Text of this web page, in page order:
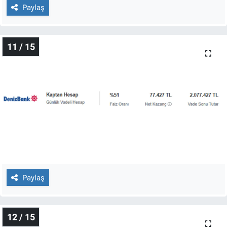
Paylaş
11 / 15
Paylaş
12 / 15